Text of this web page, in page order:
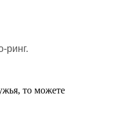
ринг.
то можете